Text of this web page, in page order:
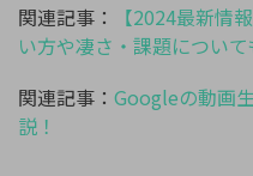
関連記事：
【2024最新情報
い方や凄さ・課題について
関連記事： Googleの動画
説！